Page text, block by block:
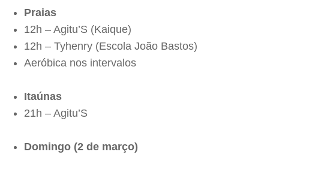
Praias
12h – Agitu’S (Kaique)
12h – Tyhenry (Escola João Bastos)
Aeróbica nos intervalos
Itaúnas
21h – Agitu’S
Domingo (2 de março)